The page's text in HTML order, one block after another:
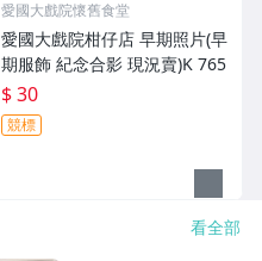
愛國大戲院懷舊食堂
愛國大戲院柑仔店 早期照片(早
期服飾 紀念合影 現況賣)K 765
$ 30
競標
看全部